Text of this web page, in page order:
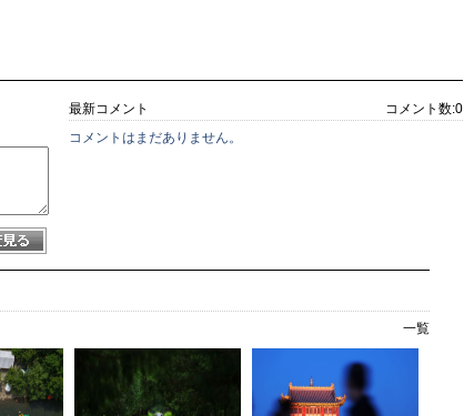
コメント数:0
最新コメント
コメントはまだありません。